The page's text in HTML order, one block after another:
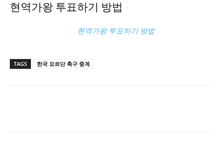
현역가왕 투표하기 방법
현역가왕 투표하기 방법
TAGS 한국 요르단 축구 중계